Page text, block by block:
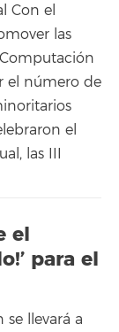
Con el
las
el número de
el
las III
el
para el
se llevará a